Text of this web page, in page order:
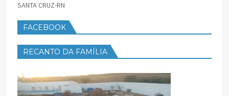
SANTA CRUZ-RN
FACEBOOK
RECANTO DA FAMÍLIA